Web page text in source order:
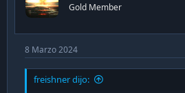
n
s
Gold Member
8 Marzo 2024
freishner dijo: